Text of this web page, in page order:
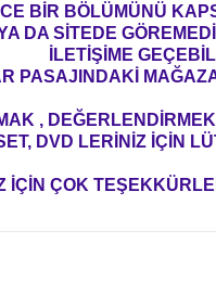
BİR BÖLÜMÜNÜ
DA SİTEDE
İLETİŞİME
PASAJINDAKİ
,
DVD LERİNİZ İÇİN
İÇİN ÇOK